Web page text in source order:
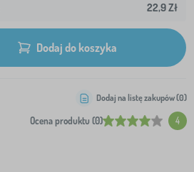
22,9 Zł
Dodaj do koszyka
Ocena produktu (0) 4
Dodaj na listę zakupów (0)